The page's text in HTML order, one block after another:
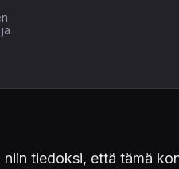
tiedoksi, että tämä